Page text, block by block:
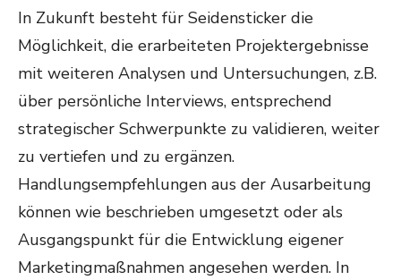
In Zukunft besteht für Seidensticker die
Möglichkeit, die erarbeiteten Projektergebnisse
mit weiteren Analysen und Untersuchungen, z.B.
über persönliche Interviews, entsprechend
strategischer Schwerpunkte zu validieren, weiter
zu vertiefen und zu ergänzen.
Handlungsempfehlungen aus der Ausarbeitung
können wie beschrieben umgesetzt oder als
Ausgangspunkt für die Entwicklung eigener
Marketingmaßnahmen angesehen werden. In